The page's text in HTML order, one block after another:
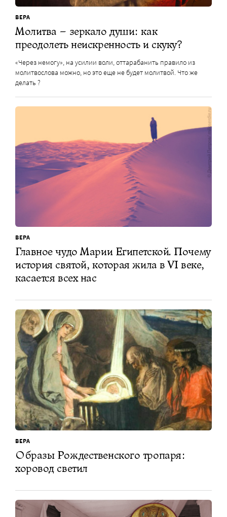
ВЕРА
Молитва – зеркало души: как
преодолеть неискренность и скуку?
«Через немогу», на усилии воли, оттарабанить правило из
молитвослова можно, но это еще не будет молитвой. Что же
делать ?
ВЕРА
Главное чудо Марии Египетской. Почему
история святой, которая жила в VI веке,
касается всех нас
ВЕРА
Образы Рождественского тропаря:
хоровод светил